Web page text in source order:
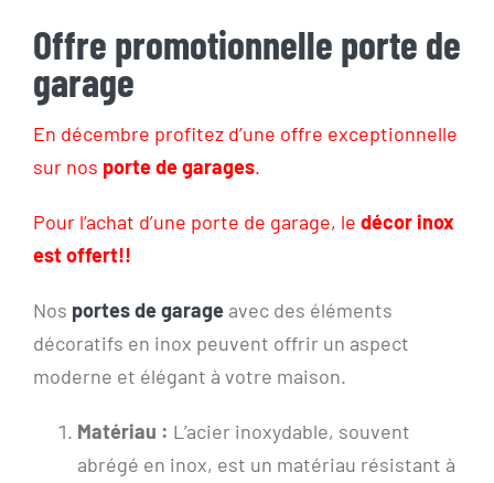
Offre promotionnelle porte de
garage
En décembre profitez d’une offre exceptionnelle
sur nos porte de garages.
Pour l’achat d’une porte de garage, le décor inox
est offert!!
Nos portes de garage avec des éléments
décoratifs en inox peuvent offrir un aspect
moderne et élégant à votre maison.
Matériau : L’acier inoxydable, souvent
abrégé en inox, est un matériau résistant à